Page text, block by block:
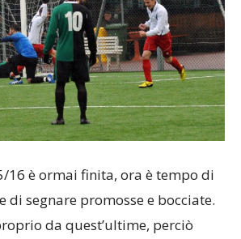
16 è ormai finita, ora è tempo di
di segnare promosse e bocciate.
da quest’ultime, perciò